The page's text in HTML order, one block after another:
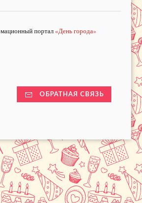
портал «День города»
ОБРАТНАЯ СВЯЗЬ